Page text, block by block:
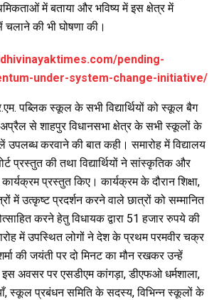
में बताया और भविष्य में इस क्षेत्र में
की भी घोषणा की।
pending-
under-system-change-initiative/
पब्लिक स्कूल के सभी विद्यार्थियों को स्कूल बैग
से शाहपुर विधानसभा क्षेत्र के सभी स्कूलों के
उपलब्ध करवाने की बात कही। समारोह में विद्यालय
प्रस्तुत की तथा विद्यार्थियों ने सांस्कृतिक और
प्रस्तुत किए। कार्यक्रम के दौरान शिक्षा,
में उत्कृष्ट प्रदर्शन करने वाले छात्रों को सम्मानित
करने हेतु विधायक द्वारा 51 हजार रुपये की
में उपस्थित लोगों ने देश के प्रथम परमवीर चक्र
की जयंती पर दो मिनट का मौन रखकर उन्हें
इस अवसर पर एसडीएम कांगड़ा, डीएफओ धर्मशाला,
स्कूल प्रबंधन समिति के सदस्य, विभिन्न स्कूलों के